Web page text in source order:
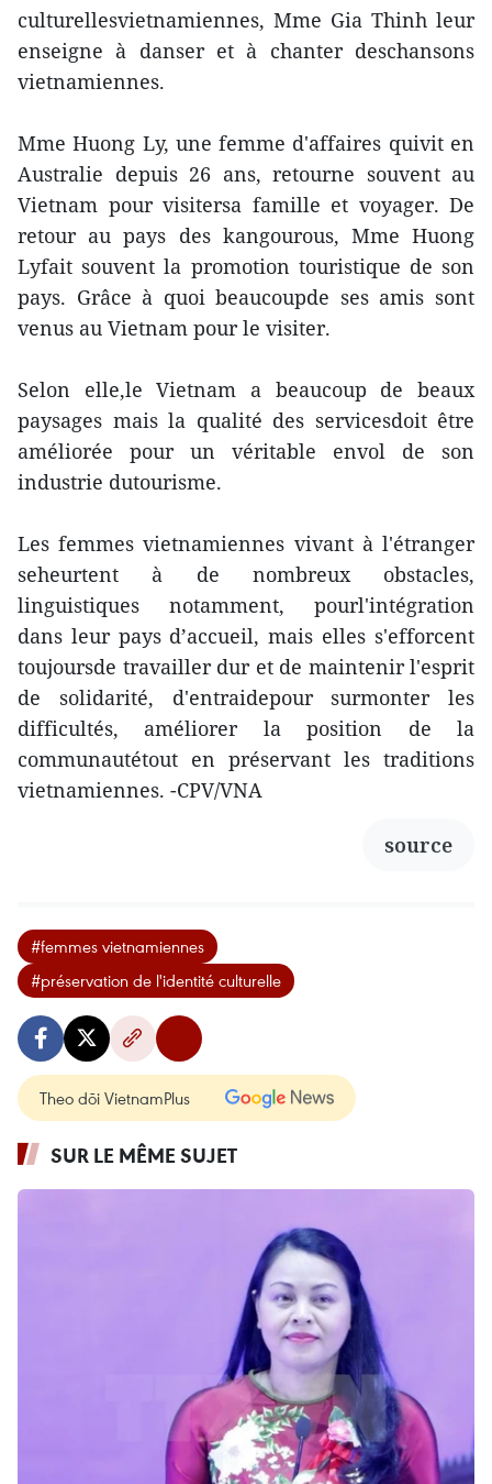
culturellesvietnamiennes, Mme Gia Thinh leur
enseigne à danser et à chanter deschansons
vietnamiennes.
Mme Huong Ly, une femme d'affaires quivit en
Australie depuis 26 ans, retourne souvent au
Vietnam pour visitersa famille et voyager. De
retour au pays des kangourous, Mme Huong
Lyfait souvent la promotion touristique de son
pays. Grâce à quoi beaucoupde ses amis sont
venus au Vietnam pour le visiter.
Selon elle,le Vietnam a beaucoup de beaux
paysages mais la qualité des servicesdoit être
améliorée pour un véritable envol de son
industrie dutourisme.
Les femmes vietnamiennes vivant à l'étranger
seheurtent à de nombreux obstacles,
linguistiques notamment, pourl'intégration
dans leur pays d’accueil, mais elles s'efforcent
toujoursde travailler dur et de maintenir l'esprit
de solidarité, d'entraidepour surmonter les
difficultés, améliorer la position de la
communautétout en préservant les traditions
vietnamiennes. -CPV/VNA
source
#femmes vietnamiennes
#préservation de l'identité culturelle
Theo dõi VietnamPlus
SUR LE MÊME SUJET